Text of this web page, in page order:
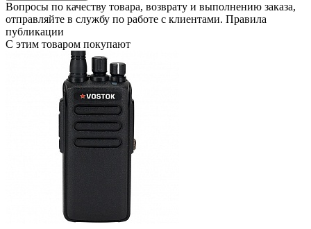
Вопросы по качеству товара, возврату и выполнению заказа,
отправляйте в службу по работе с клиентами. Правила
публикации
С этим товаром покупают